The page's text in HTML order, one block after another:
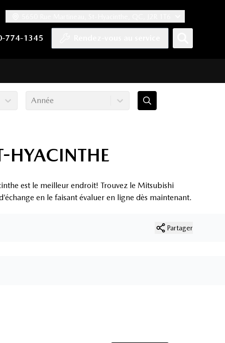
774-1345
TwitterYouTube
compte Tiktok
notre compte LinkedIn
vers notre compte Instagram
Année
HYACINTHE
est le meilleur endroit! Trouvez le Mitsubishi
en le faisant évaluer en ligne dès maintenant.
Partager